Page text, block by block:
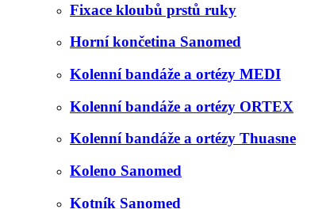
Fixace kloubů prstů ruky
Horní končetina Sanomed
Kolenní bandáže a ortézy MEDI
Kolenní bandáže a ortézy ORTEX
Kolenní bandáže a ortézy Thuasne
Koleno Sanomed
Kotník Sanomed